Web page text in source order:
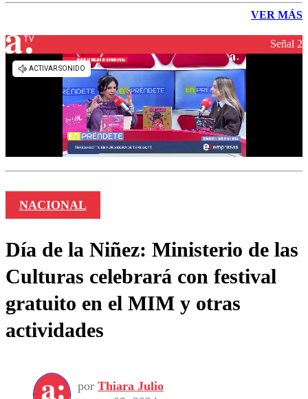
VER MÁS
Señal 2
NACIONAL
Día de la Niñez: Ministerio de las
Culturas celebrará con festival
gratuito en el MIM y otras
actividades
por Thiara Julio